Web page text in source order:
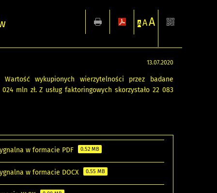
A AA
13.07.2020
wykupionych wierzytelności przez badane
mln zł. Z usług faktoringowych skorzystało 22 083
w formacie PDF 0.52 MB
w formacie DOCX 0.55 MB